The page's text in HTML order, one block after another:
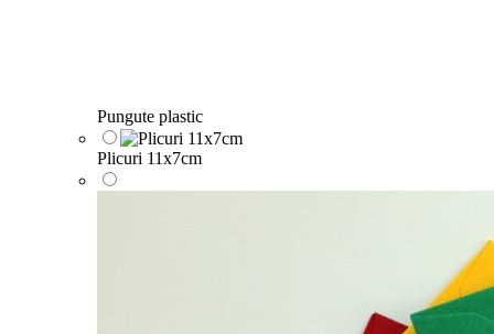
Pungute plastic
Plicuri 11x7cm